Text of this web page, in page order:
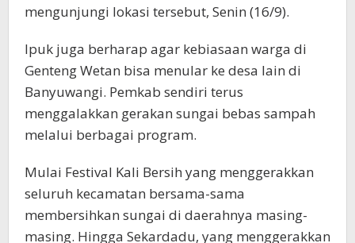
mengunjungi lokasi tersebut, Senin (16/9).
Ipuk juga berharap agar kebiasaan warga di
Genteng Wetan bisa menular ke desa lain di
Banyuwangi. Pemkab sendiri terus
menggalakkan gerakan sungai bebas sampah
melalui berbagai program.
Mulai Festival Kali Bersih yang menggerakkan
seluruh kecamatan bersama-sama
membersihkan sungai di daerahnya masing-
masing. Hingga Sekardadu, yang menggerakkan